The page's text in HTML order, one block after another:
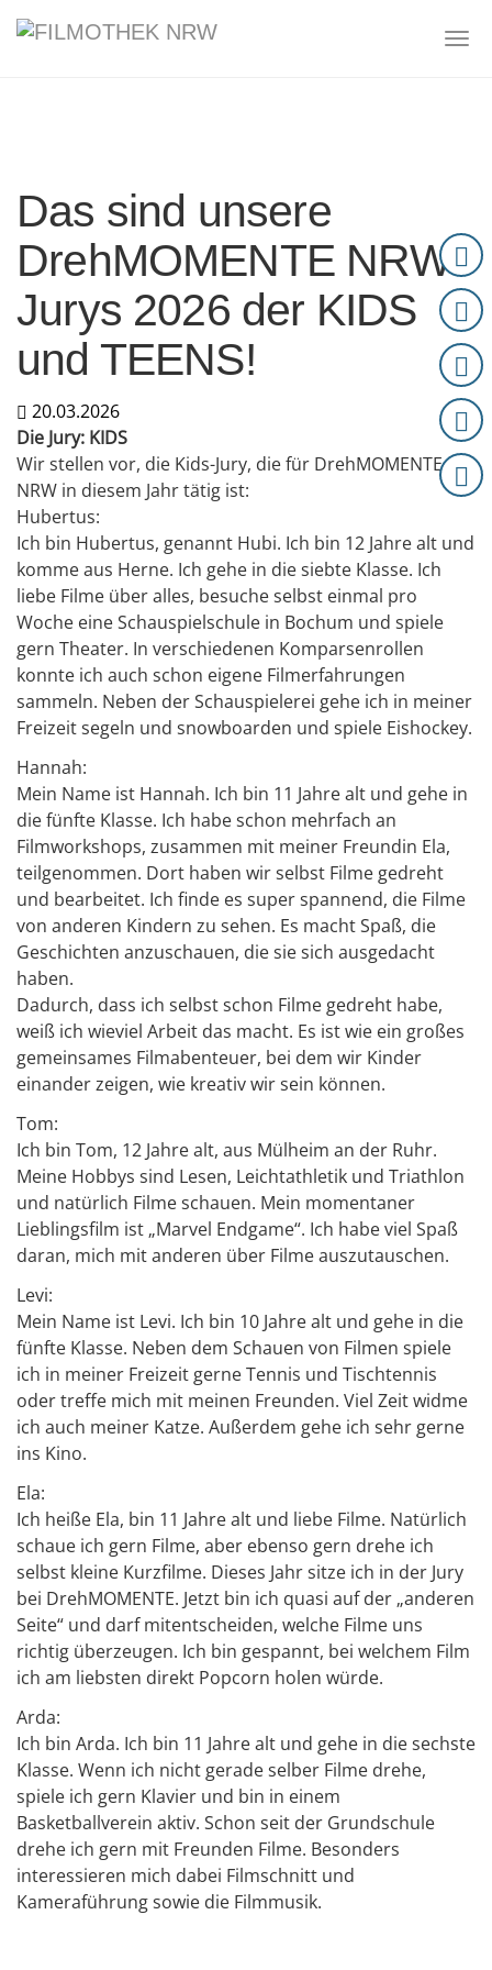
Das sind unsere
DrehMOMENTE NRW
Jurys 2026 der KIDS
und TEENS!
20.03.2026
Die Jury: KIDS
Wir stellen vor, die Kids-Jury, die für DrehMOMENTE
NRW in diesem Jahr tätig ist:
Hubertus:
Ich bin Hubertus, genannt Hubi. Ich bin 12 Jahre alt und
komme aus Herne. Ich gehe in die siebte Klasse. Ich
liebe Filme über alles, besuche selbst einmal pro
Woche eine Schauspielschule in Bochum und spiele
gern Theater. In verschiedenen Komparsenrollen
konnte ich auch schon eigene Filmerfahrungen
sammeln. Neben der Schauspielerei gehe ich in meiner
Freizeit segeln und snowboarden und spiele Eishockey.
Hannah:
Mein Name ist Hannah. Ich bin 11 Jahre alt und gehe in
die fünfte Klasse. Ich habe schon mehrfach an
Filmworkshops, zusammen mit meiner Freundin Ela,
teilgenommen. Dort haben wir selbst Filme gedreht
und bearbeitet. Ich finde es super spannend, die Filme
von anderen Kindern zu sehen. Es macht Spaß, die
Geschichten anzuschauen, die sie sich ausgedacht
haben.
Dadurch, dass ich selbst schon Filme gedreht habe,
weiß ich wieviel Arbeit das macht. Es ist wie ein großes
gemeinsames Filmabenteuer, bei dem wir Kinder
einander zeigen, wie kreativ wir sein können.
Tom:
Ich bin Tom, 12 Jahre alt, aus Mülheim an der Ruhr.
Meine Hobbys sind Lesen, Leichtathletik und Triathlon
und natürlich Filme schauen. Mein momentaner
Lieblingsfilm ist „Marvel Endgame“. Ich habe viel Spaß
daran, mich mit anderen über Filme auszutauschen.
Levi:
Mein Name ist Levi. Ich bin 10 Jahre alt und gehe in die
fünfte Klasse. Neben dem Schauen von Filmen spiele
ich in meiner Freizeit gerne Tennis und Tischtennis
oder treffe mich mit meinen Freunden. Viel Zeit widme
ich auch meiner Katze. Außerdem gehe ich sehr gerne
ins Kino.
Ela:
Ich heiße Ela, bin 11 Jahre alt und liebe Filme. Natürlich
schaue ich gern Filme, aber ebenso gern drehe ich
selbst kleine Kurzfilme. Dieses Jahr sitze ich in der Jury
bei DrehMOMENTE. Jetzt bin ich quasi auf der „anderen
Seite“ und darf mitentscheiden, welche Filme uns
richtig überzeugen. Ich bin gespannt, bei welchem Film
ich am liebsten direkt Popcorn holen würde.
Arda:
Ich bin Arda. Ich bin 11 Jahre alt und gehe in die sechste
Klasse. Wenn ich nicht gerade selber Filme drehe,
spiele ich gern Klavier und bin in einem
Basketballverein aktiv. Schon seit der Grundschule
drehe ich gern mit Freunden Filme. Besonders
interessieren mich dabei Filmschnitt und
Kameraführung sowie die Filmmusik.